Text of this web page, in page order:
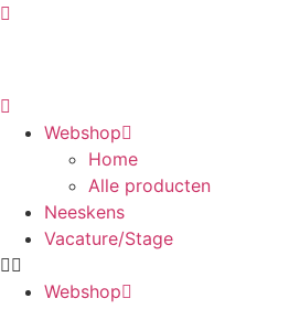
Ga
Webshop
Home
Alle producten
Neeskens
Vacature/Stage
Webshop